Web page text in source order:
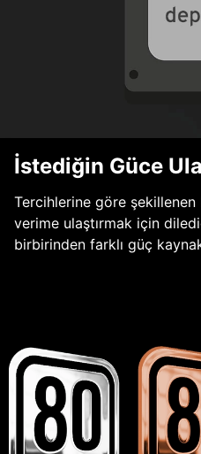
İstediğin Güce
Tercihlerine göre şekillenen
verime ulaştırmak için
birbirinden farklı güç